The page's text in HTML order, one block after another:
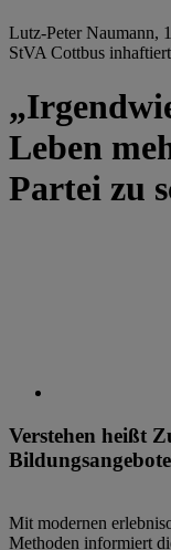
Lutz-Peter Naumann,
StVA Cottbus inhaftiert
Leben
Partei zu
Verstehen heißt
Mit modernen
Methoden informiert